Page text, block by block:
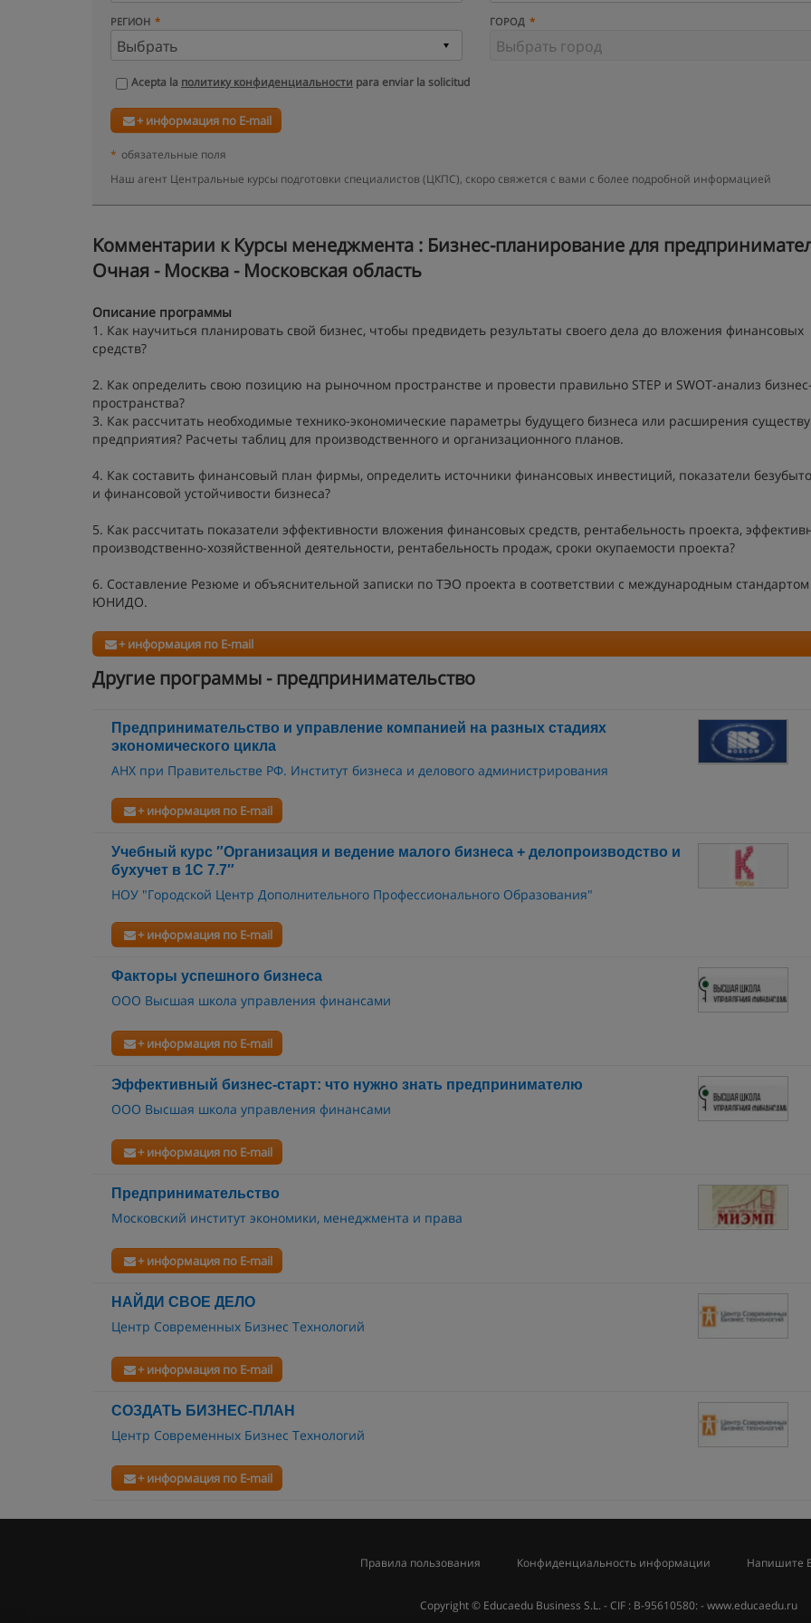
РЕГИОН ГОРОД
Acepta la политику конфиденциальности para enviar la solicitud
+ информация по E-mail
* обязательные поля
Наш агент Центральные курсы подготовки специалистов (ЦКПС), скоро свяжется с вами с более подробной информацией
Kомментарии к Курсы менеджмента : Бизнес-планирование для
Очная - Москва - Московская область
Описание программы
1. Как научиться планировать свой бизнес, чтобы предвидеть результаты своего дела до вложения финансовых
средств?
2. Как определить свою позицию на рыночном пространстве и провести правильно STEP и SWOT-анализ бизнес-
пространства?
3. Как рассчитать необходимые технико-экономические параметры будущего бизнеса или расширения
предприятия? Расчеты таблиц для производственного и организационного планов.
4. Как составить финансовый план фирмы, определить источники финансовых инвестиций, показатели
и финансовой устойчивости бизнеса?
5. Как рассчитать показатели эффективности вложения финансовых средств, рентабельность проекта,
производственно-хозяйственной деятельности, рентабельность продаж, сроки окупаемости проекта?
6. Составление Резюме и объяснительной записки по ТЭО проекта в соответствии с международным стандартом
ЮНИДО.
+ информация по E-mail
Другие программы - предпринимательство
Предпринимательство и управление компанией на разных стадиях
экономического цикла
АНХ при Правительстве РФ. Институт бизнеса и делового администрирования
+ информация по E-mail
Учебный курс ″Организация и ведение малого бизнеса + делопроизводство и
бухучет в 1С 7.7″
НОУ "Городской Центр Дополнительного Профессионального Образования"
+ информация по E-mail
Факторы успешного бизнеса
ООО Высшая школа управления финансами
+ информация по E-mail
Эффективный бизнес-старт: что нужно знать предпринимателю
ООО Высшая школа управления финансами
+ информация по E-mail
Предпринимательство
Московский институт экономики, менеджмента и права
+ информация по E-mail
НАЙДИ СВОЕ ДЕЛО
Центр Современных Бизнес Технологий
+ информация по E-mail
СОЗДАТЬ БИЗНЕС-ПЛАН
Центр Современных Бизнес Технологий
+ информация по E-mail
Правила пользования Конфиденциальность информации Напишите
Copyright © Educaedu Business S.L. - CIF : B-95610580: - www.educaedu.ru